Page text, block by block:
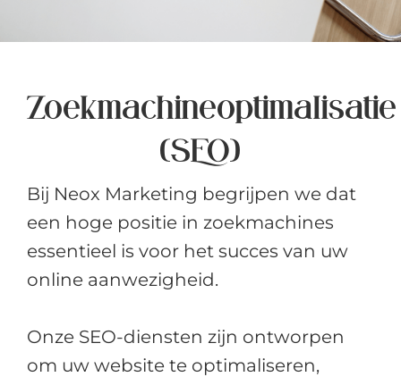
Zoekmachineoptimalisatie
(SEO)
Bij Neox Marketing begrijpen we dat
een hoge positie in zoekmachines
essentieel is voor het succes van uw
online aanwezigheid.
Onze SEO-diensten zijn ontworpen
om uw website te optimaliseren,